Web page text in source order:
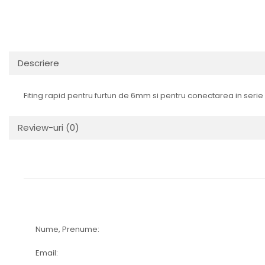
Descriere
Fiting rapid pentru furtun de 6mm si pentru conectarea in
Review-uri (0)
Nume, Prenume:
Email: